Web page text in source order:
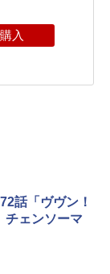
入
話「ヴヴン！
チェンソーマ